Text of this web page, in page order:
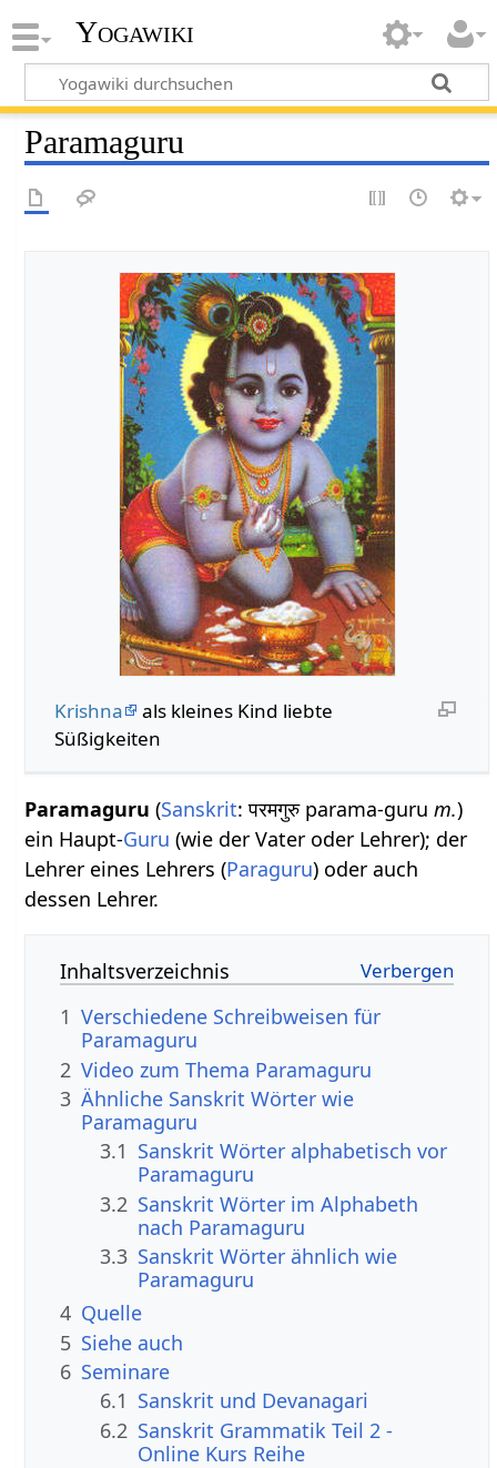
Yogawiki
Paramaguru
Krishna
als kleines Kind liebte
Süßigkeiten
Paramaguru (Sanskrit: परमगुरु parama-gurum.)
ein Haupt-Guru (wie der Vater oder Lehrer); der
Lehrer eines Lehrers (Paraguru) oder auch
dessen Lehrer.
Inhaltsverzeichnis
1 Verschiedene Schreibweisen für
Paramaguru
2 Video zum Thema Paramaguru
3 Ähnliche Sanskrit Wörter wie
Paramaguru
3.1 Sanskrit Wörter alphabetisch vor
Paramaguru
3.2 Sanskrit Wörter im Alphabeth
nach Paramaguru
3.3 Sanskrit Wörter ähnlich wie
Paramaguru
4 Quelle
5 Siehe auch
6 Seminare
6.1 Sanskrit und Devanagari
6.2 Sanskrit Grammatik Teil 2 -
Online Kurs Reihe